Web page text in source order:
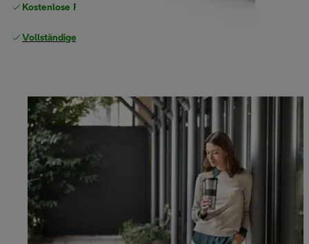
Kostenlose Rücksendungen
Vollständige Herstellergarantie